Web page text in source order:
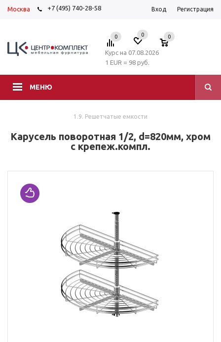
Москва +7 (495) 740-28-58 Вход Регистрация
МЕНЮ
0 0 0
Курс на 07.08.2026
1 EUR = 98 руб.
1.9. Решетчатые емкости
Карусель поворотная 1/2, d=820мм, хром
с крепеж.компл.